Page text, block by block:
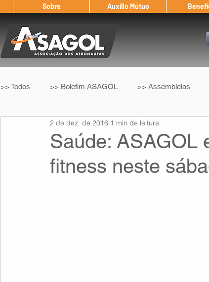
Sobre Auxílio Mútuo
>> Todos >> Boletim ASAGOL >> Assembleias
>> Legislação >> IFALPA >> Convenção
Eleição ASAGOL Safety Window Auxílio Mútuo
Saúde: ASAGOL
fitness neste
2 de dez. de 2016 1 min de leitura